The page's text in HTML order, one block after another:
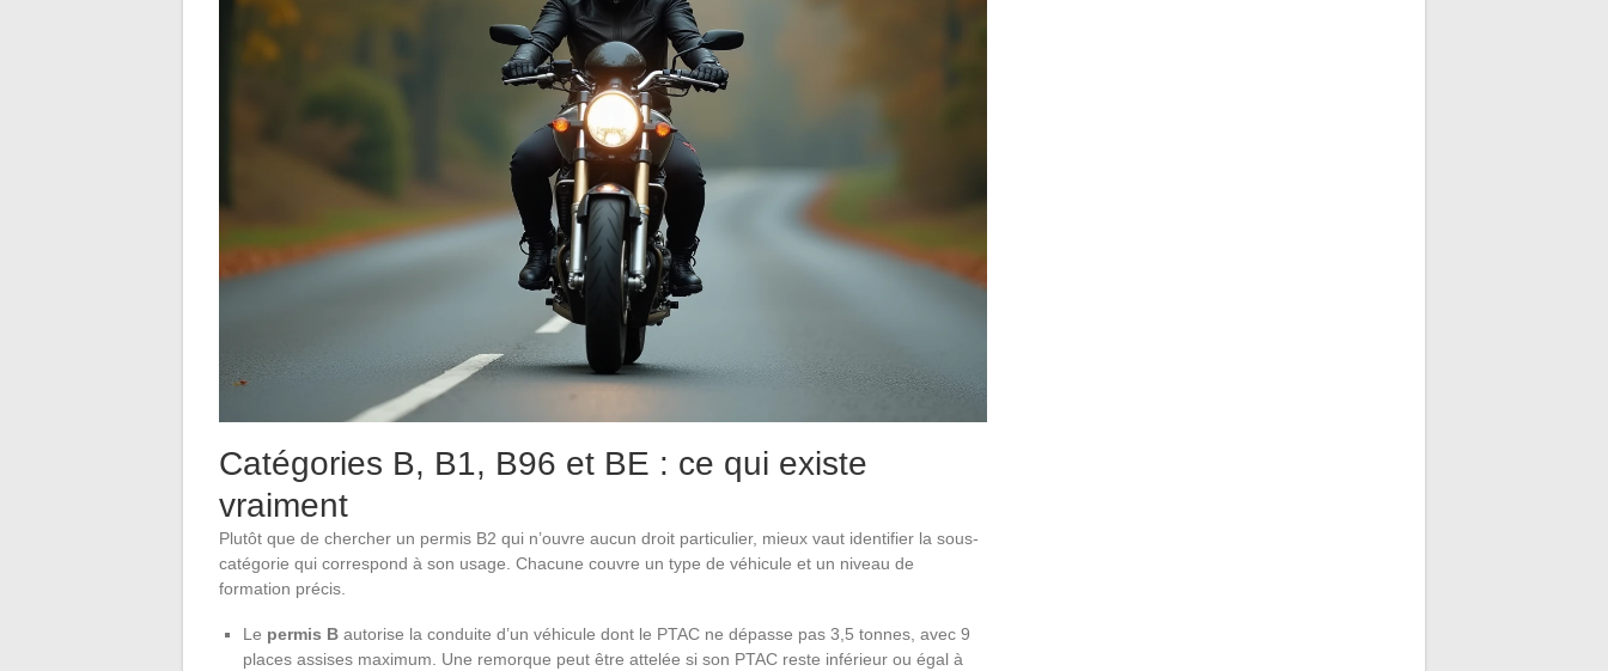
Catégories B, B1, B96 et BE : ce qui existe
vraiment
Plutôt que de chercher un permis B2 qui n’ouvre aucun droit particulier, mieux vaut identifier la sous-
catégorie qui correspond à son usage. Chacune couvre un type de véhicule et un niveau de
formation précis.
Le permis B autorise la conduite d’un véhicule dont le PTAC ne dépasse pas 3,5 tonnes, avec 9
places assises maximum. Une remorque peut être attelée si son PTAC reste inférieur ou égal à